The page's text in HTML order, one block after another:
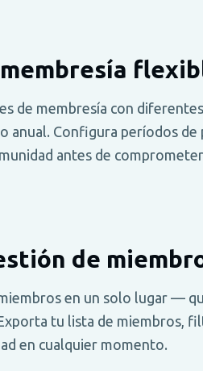
de membresía con
anual. Configura períodos
antes de
de
en un solo lugar —
tu lista de miembros,
en cualquier momento.